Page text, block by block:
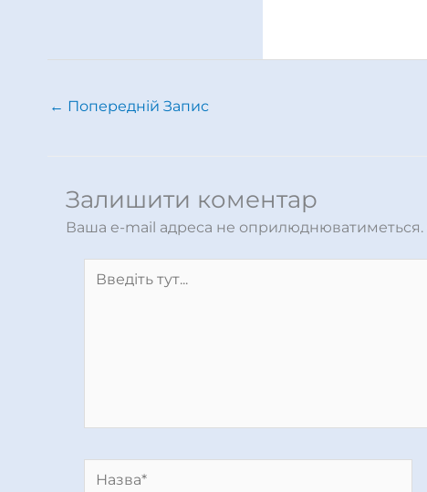
← Попередній Запис
Залишити коментар
Ваша e-mail адреса не оприлюднюватиметься.
тут...